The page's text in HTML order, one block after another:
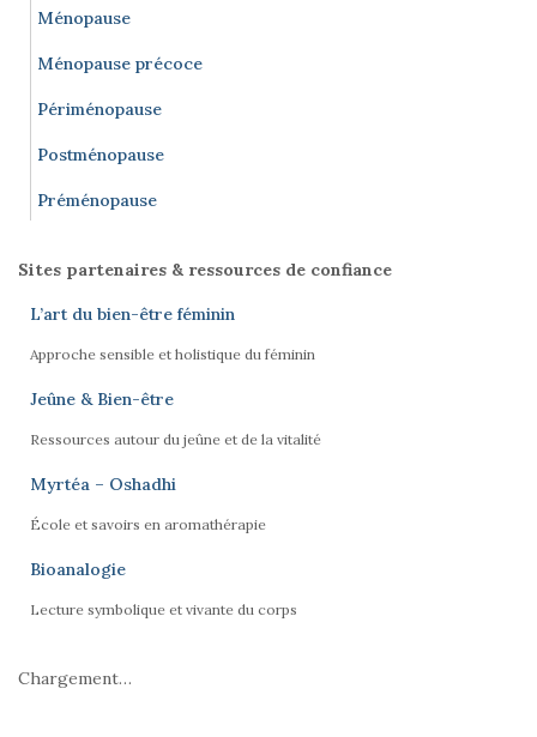
Ménopause
Ménopause précoce
Périménopause
Postménopause
Préménopause
Sites partenaires & ressources de confiance
L’art du bien-être féminin
Approche sensible et holistique du féminin
Jeûne & Bien-être
Ressources autour du jeûne et de la vitalité
Myrtéa – Oshadhi
École et savoirs en aromathérapie
Bioanalogie
Lecture symbolique et vivante du corps
Chargement…